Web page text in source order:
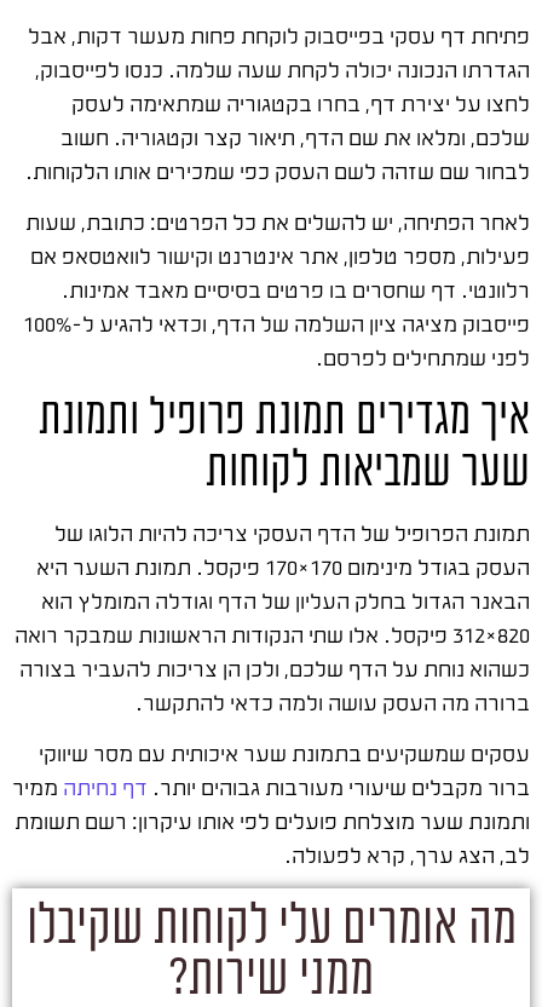
פתיחת דף עסקי בפייסבוק לוקחת פחות מעשר דקות, אבל
הגדרתו הנכונה יכולה לקחת שעה שלמה. כנסו לפייסבוק,
לחצו על יצירת דף, בחרו בקטגוריה שמתאימה לעסק
שלכם, ומלאו את שם הדף, תיאור קצר וקטגוריה. חשוב
לבחור שם שזהה לשם העסק כפי שמכירים אותו הלקוחות.
לאחר הפתיחה, יש להשלים את כל הפרטים: כתובת, שעות
פעילות, מספר טלפון, אתר אינטרנט וקישור לוואטסאפ אם
רלוונטי. דף שחסרים בו פרטים בסיסיים מאבד אמינות.
פייסבוק מציגה ציון השלמה של הדף, וכדאי להגיע ל-100%
לפני שמתחילים לפרסם.
איך מגדירים תמונת פרופיל ותמונת
שער שמביאות לקוחות
תמונת הפרופיל של הדף העסקי צריכה להיות הלוגו של
העסק בגודל מינימום 170×170 פיקסל. תמונת השער היא
הבאנר הגדול בחלק העליון של הדף וגודלה המומלץ הוא
820×312 פיקסל. אלו שתי הנקודות הראשונות שמבקר רואה
כשהוא נוחת על הדף שלכם, ולכן הן צריכות להעביר בצורה
ברורה מה העסק עושה ולמה כדאי להתקשר.
עסקים שמשקיעים בתמונת שער איכותית עם מסר שיווקי
ברור מקבלים שיעורי מעורבות גבוהים יותר. דף נחיתה ממיר
ותמונת שער מוצלחת פועלים לפי אותו עיקרון: רשם תשומת
לב, הצג ערך, קרא לפעולה.
מה אומרים עלי לקוחות שקיבלו
ממני שירות?